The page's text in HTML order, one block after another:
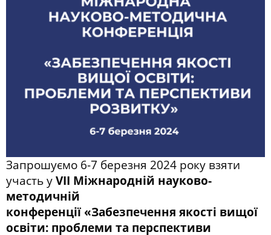
Запрошуємо 6-7 березня 2024 року взяти
участь уVІІ Міжнародній науково-
методичній
конференції «Забезпечення якості вищої
освіти: проблеми та перспективи